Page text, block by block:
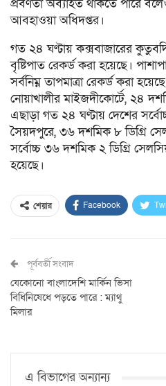
প্রবণতা অব্যাহত থাকতে পারে
আবহাওয়া অধিদপ্তর।
গত ২৪ ঘণ্টায় কক্সবাজারের
বৃষ্টিপাত রেকর্ড করা হয়েছে।
সর্বনিম্ন তাপমাত্রা রেকর্ড করা
নোয়াখালীর মাইজদীকোর্টে, ২৪
এছাড়া গত ২৪ ঘণ্টায় দেশের
সৈয়দপুরে, ৩৬ দশমিক ৮ ডিগ্রি
সর্বোচ্চ ৩৬ দশমিক ২ ডিগ্রি
হয়েছে।
শেয়ার Facebook
পূর্ববর্তী সংবাদ
যেকোনো বাংলাদেশি মার্কিন ভিসা
বিধিনিষেধে পড়তে পারে : ম্যাথু
মিলার
এ বিভাগের অন্যান্য